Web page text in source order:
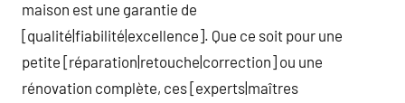
maison est une garantie de
[qualité|fiabilité|excellence]. Que ce soit pour une
petite [réparation|retouche|correction] ou une
rénovation complète, ces [experts|maîtres